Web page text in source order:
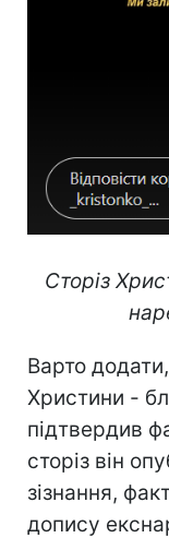
Сторіз
Варто
Христини -
підтвердив
сторіз він
зізнання,
допису